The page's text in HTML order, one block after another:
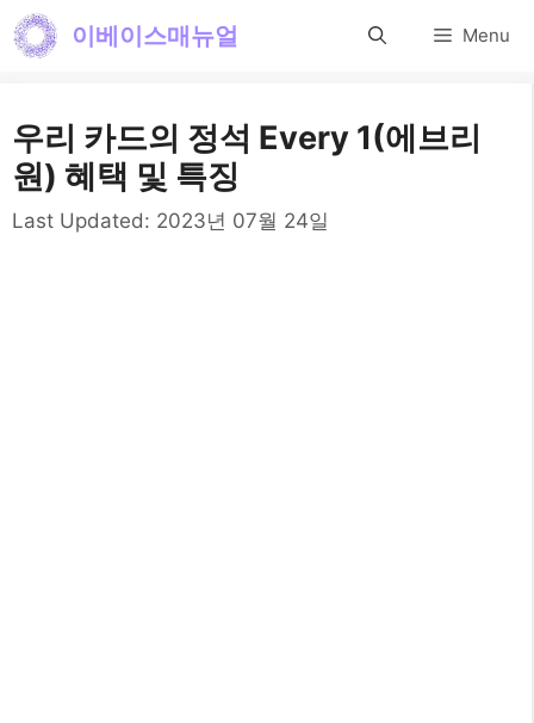
컨
로
건
너
이베이스매뉴얼 Menu
우리 카드의 정석 Every 1(에브리
원) 혜택 및 특징
Last Updated: 2023년 07월 24일